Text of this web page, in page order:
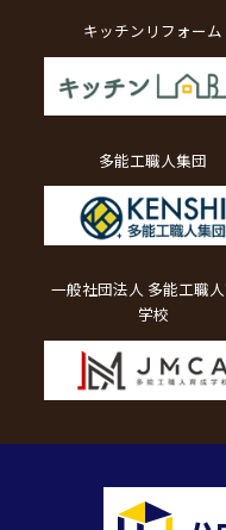
キッチンリフォーム
多能工職人集団
一般社団法人 多能工職
学校